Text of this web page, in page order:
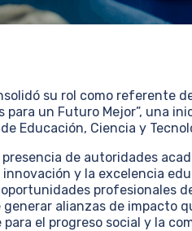
su rol como referente
para un Futuro Mejor”, una
Educación, Ciencia y
de autoridades
y la excelencia
profesionales
generar alianzas de impacto
el progreso social y la